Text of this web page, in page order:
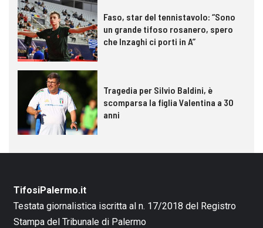
Faso, star del tennistavolo: “Sono
un grande tifoso rosanero, spero
che Inzaghi ci porti in A”
Tragedia per Silvio Baldini, è
scomparsa la figlia Valentina a 30
anni
TifosiPalermo.it
Testata giornalistica iscritta al n. 17/2018 del Registro
Stampa del Tribunale di Palermo